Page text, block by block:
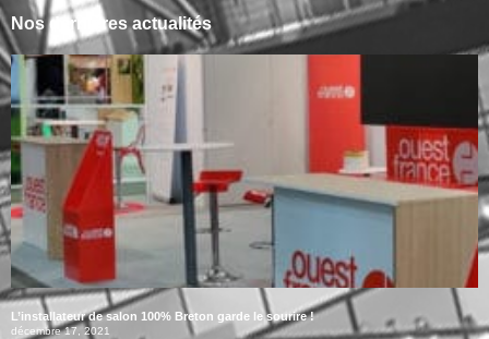
Nos dernières actualités
L’installateur de salon 100% Breton garde le sourire !
décembre 17, 2021